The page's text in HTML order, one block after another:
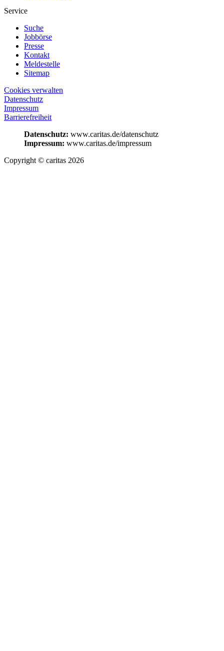
Service
Suche
Jobbörse
Presse
Kontakt
Meldestelle
Sitemap
Cookies verwalten
Datenschutz
Impressum
Barrierefreiheit
Datenschutz: www.caritas.de/datenschutz
Impressum: www.caritas.de/impressum
Copyright © caritas 2026